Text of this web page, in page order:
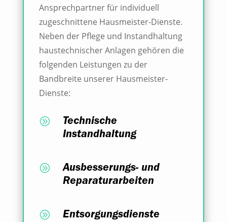
Ansprechpartner für individuell
zugeschnittene Hausmeister-Dienste.
Neben der Pflege und Instandhaltung
haustechnischer Anlagen gehören die
folgenden Leistungen zu der
Bandbreite unserer Hausmeister-
Dienste:
A
Technische
Instandhaltung
A
Ausbesserungs- und
Reparaturarbeiten
A Entsorgungsdienste